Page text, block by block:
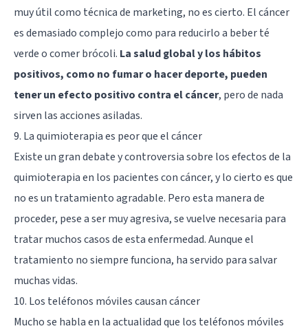
muy útil como técnica de marketing, no es cierto. El cáncer
es demasiado complejo como para reducirlo a beber té
verde o comer brócoli. La salud global y los hábitos
positivos, como no fumar o hacer deporte, pueden
tener un efecto positivo contra el cáncer, pero de nada
sirven las acciones asiladas.
9. La quimioterapia es peor que el cáncer
Existe un gran debate y controversia sobre los efectos de la
quimioterapia en los pacientes con cáncer, y lo cierto es que
no es un tratamiento agradable. Pero esta manera de
proceder, pese a ser muy agresiva, se vuelve necesaria para
tratar muchos casos de esta enfermedad. Aunque el
tratamiento no siempre funciona, ha servido para salvar
muchas vidas.
10. Los teléfonos móviles causan cáncer
Mucho se habla en la actualidad que los teléfonos móviles